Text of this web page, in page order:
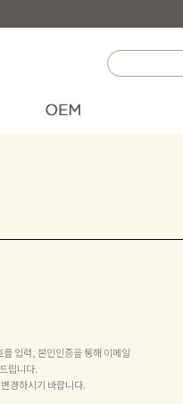
입력, 본인인증을 통해 이메일
립니다.
경하시기 바랍니다.